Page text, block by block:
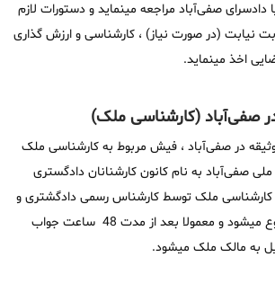
دادسرای صفی‌آباد مراجعه مینماید و دستورات لازم
نیابت (در صورت نیاز) ، کارشناسی و ارزش گذاری
اخذ مینماید.
وثیقه در صفی‌آباد ، فیش مربوط به کارشناسی ملک
صفی‌آباد به نام کانون کارشنانان دادگستری
کارشناسی ملک توسط کارشناس رسمی دادگشتری و
ارزش گذاری ملک شروع میشود و معمولا بعد از مدت 48 ساعت جواب
به مالک ملک میشود.